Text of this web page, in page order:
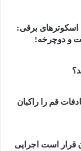
برقی:
و دوچرخه!
تصادفات قم را راکبان
قرار است اجرایی